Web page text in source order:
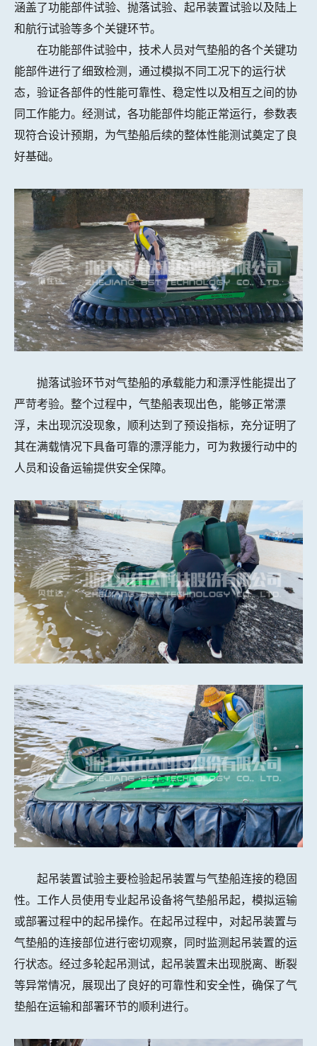
涵盖了功能部件试验、抛落试验、起吊装置试验以及陆上
和航行试验等多个关键环节。
在功能部件试验中，技术人员对气垫船的各个关键功
能部件进行了细致检测，通过模拟不同工况下的运行状
态，验证各部件的性能可靠性、稳定性以及相互之间的协
同工作能力。经测试，各功能部件均能正常运行，参数表
现符合设计预期，为气垫船后续的整体性能测试奠定了良
好基础。
抛落试验环节对气垫船的承载能力和漂浮性能提出了
严苛考验。整个过程中，气垫船表现出色，能够正常漂
浮，未出现沉没现象，顺利达到了预设指标，充分证明了
其在满载情况下具备可靠的漂浮能力，可为救援行动中的
人员和设备运输提供安全保障。
起吊装置试验主要检验起吊装置与气垫船连接的稳固
性。工作人员使用专业起吊设备将气垫船吊起，模拟运输
或部署过程中的起吊操作。在起吊过程中，对起吊装置与
气垫船的连接部位进行密切观察，同时监测起吊装置的运
行状态。经过多轮起吊测试，起吊装置未出现脱离、断裂
等异常情况，展现出了良好的可靠性和安全性，确保了气
垫船在运输和部署环节的顺利进行。